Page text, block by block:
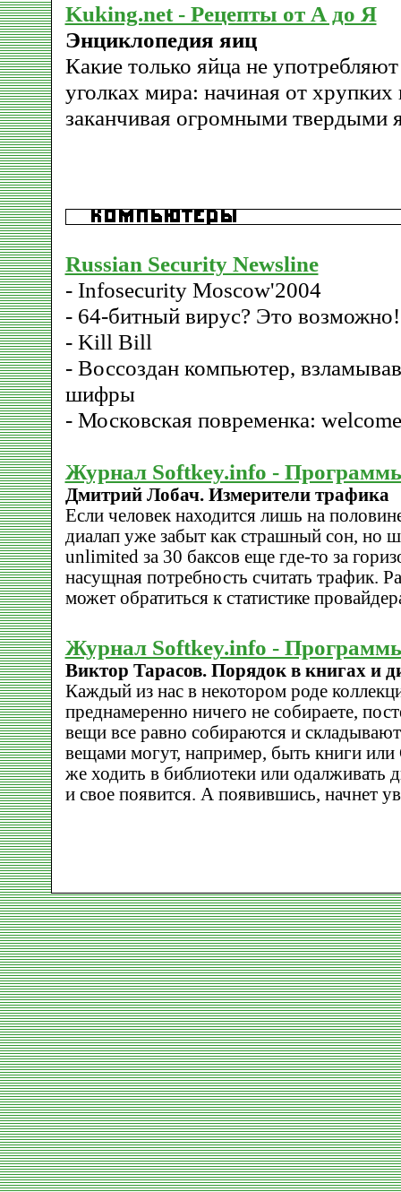
Kuking.net - Рецепты от А до Я
Энциклопедия яиц
Какие только яйца не
уголках мира: начиная от
заканчивая огромными твердыми
Russian Security Newsline
- Infosecurity Moscow'2004
- 64-битный вирус? Это возможно!
- Kill Bill
- Воссоздан компьютер,
шифры
- Московская повременка:
Журнал Softkey.info -
Дмитрий Лобач. Измерители трафика
Если человек находится лишь на
диалап уже забыт как страшный сон, но
unlimited за 30 баксов еще где-то за
насущная потребность считать трафик.
может обратиться к статистике
Журнал Softkey.info -
Виктор Тарасов. Порядок в книгах и
Каждый из нас в некотором роде
преднамеренно ничего не собираете,
вещи все равно собираются и
вещами могут, например, быть книги или
же ходить в библиотеки или одалживать
и свое появится. А появившись, начнет